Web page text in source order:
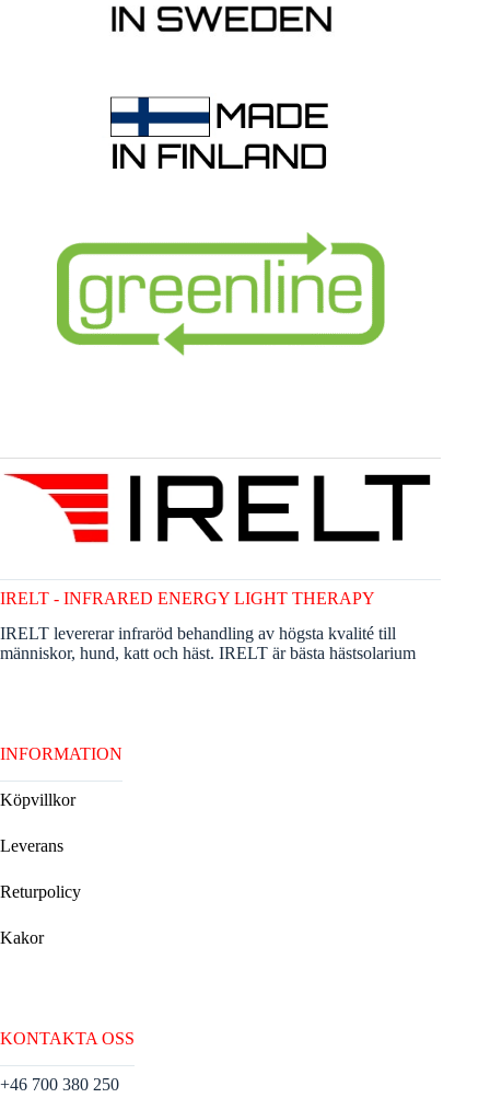
IRELT - INFRARED ENERGY LIGHT THERAPY
IRELT levererar infraröd behandling av högsta kvalité till
människor, hund, katt och häst. IRELT är bästa hästsolarium
INFORMATION
Köpvillkor
Leverans
Returpolicy
Kakor
KONTAKTA OSS
+46 700 380 250